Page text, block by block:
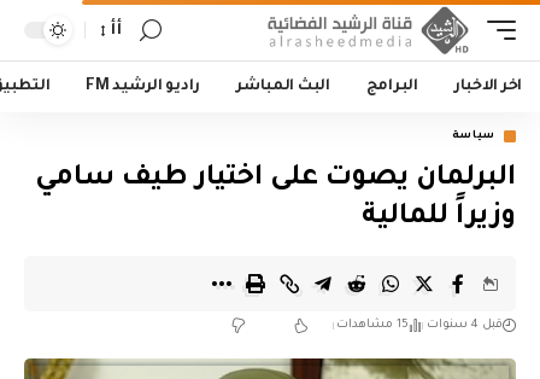
أأ
اخر الاخبار البرامج البث المباشر راديو الرشيد FM
سياسة
البرلمان يصوت على اختيار طيف سامي
وزيراً للمالية
قبل 4 سنوات 15 مشاهدات